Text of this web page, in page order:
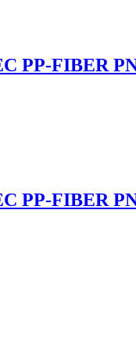
PP-FIBER
PP-FIBER